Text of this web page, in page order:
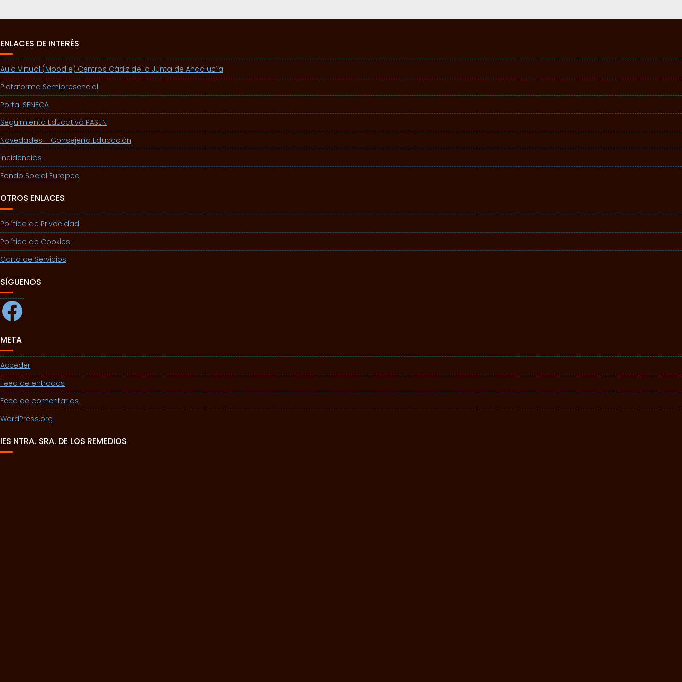
ENLACES DE INTERÉS
Aula Virtual (Moodle) Centros Cádiz de la Junta de Andalucía
Plataforma Semipresencial
Portal SENECA
Seguimiento Educativo PASEN
Novedades – Consejería Educación
Incidencias
Fondo Social Europeo
OTROS ENLACES
Política de Privacidad
Política de Cookies
Carta de Servicios
SÍGUENOS
Facebook
META
Acceder
Feed de entradas
Feed de comentarios
WordPress.org
IES NTRA. SRA. DE LOS REMEDIOS